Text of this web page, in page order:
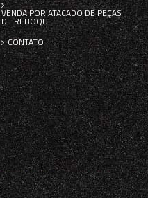
VENDA POR ATACADO DE PEÇAS
DE REBOQUE
CONTATO